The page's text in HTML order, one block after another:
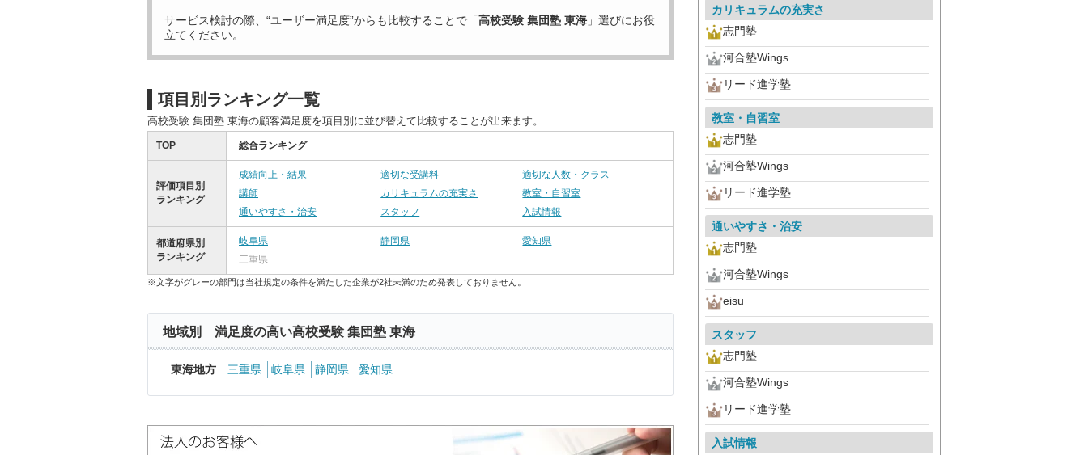
サービス検討の際、“ユーザー満足度”からも比較することで「高校受験 集団塾 東海 」選びにお役
立てください。
項目別ランキング一覧
高校受験 集団塾 東海の顧客満足度を項目別に並び替えて比較することが出来ます。
TOP 総合ランキング
評価項目別
ランキング
成績向上・結果 適切な受講料
適切な人数・クラス
講師
カリキュラムの充実さ
教室・自習室
通いやすさ・治安
スタッフ 入試情報
都道府県別
ランキング
岐阜県 静岡県
愛知県
三重県
※文字がグレーの部門は当社規定の条件を満たした企業が2社未満のため発表しておりません。
地域別 満足度の高い高校受験 集団塾 東海
東海地方 三重県 岐阜県 静岡県 愛知県
カリキュラムの充実さ
志門塾
河合塾Wings
リード進学塾
教室・自習室
志門塾
河合塾Wings
リード進学塾
通いやすさ・治安
志門塾
河合塾Wings
eisu
スタッフ
志門塾
河合塾Wings
リード進学塾
入試情報